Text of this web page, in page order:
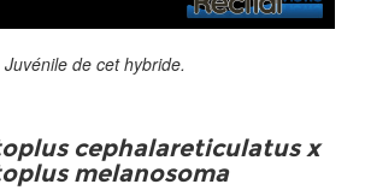
Juvénile de cet hybride.
cephalareticulatus x
melanosoma